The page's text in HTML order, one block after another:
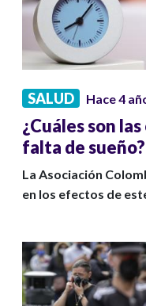
SALUD Hace 4
¿Cuáles son
falta de sueño?
La Asociación
en los efectos de